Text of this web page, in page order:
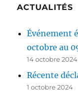
ACTUALITÉS
Événement
octobre au
14 octobre 2024
Récente
1 octobre 2024